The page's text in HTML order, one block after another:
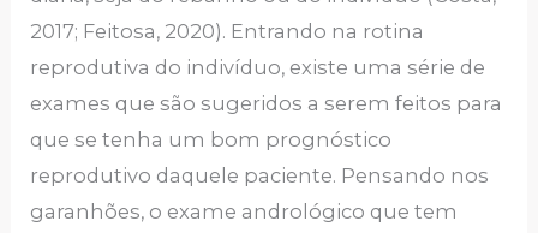
2017; Feitosa, 2020). Entrando na rotina
reprodutiva do indivíduo, existe uma série de
exames que são sugeridos a serem feitos para
que se tenha um bom prognóstico
reprodutivo daquele paciente. Pensando nos
garanhões, o exame andrológico que tem